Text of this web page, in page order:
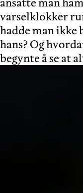
varselklokker
hadde man
hans? Og
begynte å se at